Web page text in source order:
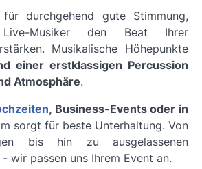
durchgehend gute Stimmung,
Musiker den Beat Ihrer
Musikalische Höhepunkte
einer erstklassigen Percussion
Atmosphäre.
, Business-Events oder in
sorgt für beste Unterhaltung. Von
bis hin zu ausgelassenen
wir passen uns Ihrem Event an.